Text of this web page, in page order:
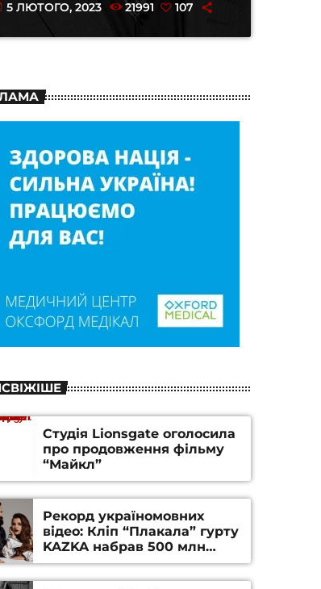
5 ЛЮТОГО, 2023 21991 107
Студія Lionsgate оголосила
про продовження фільму
“Майкл”
Рекорд україномовних
відео: Кліп “Плакала” гурту
KAZKA набрав 500 млн
переглядів на YouTube